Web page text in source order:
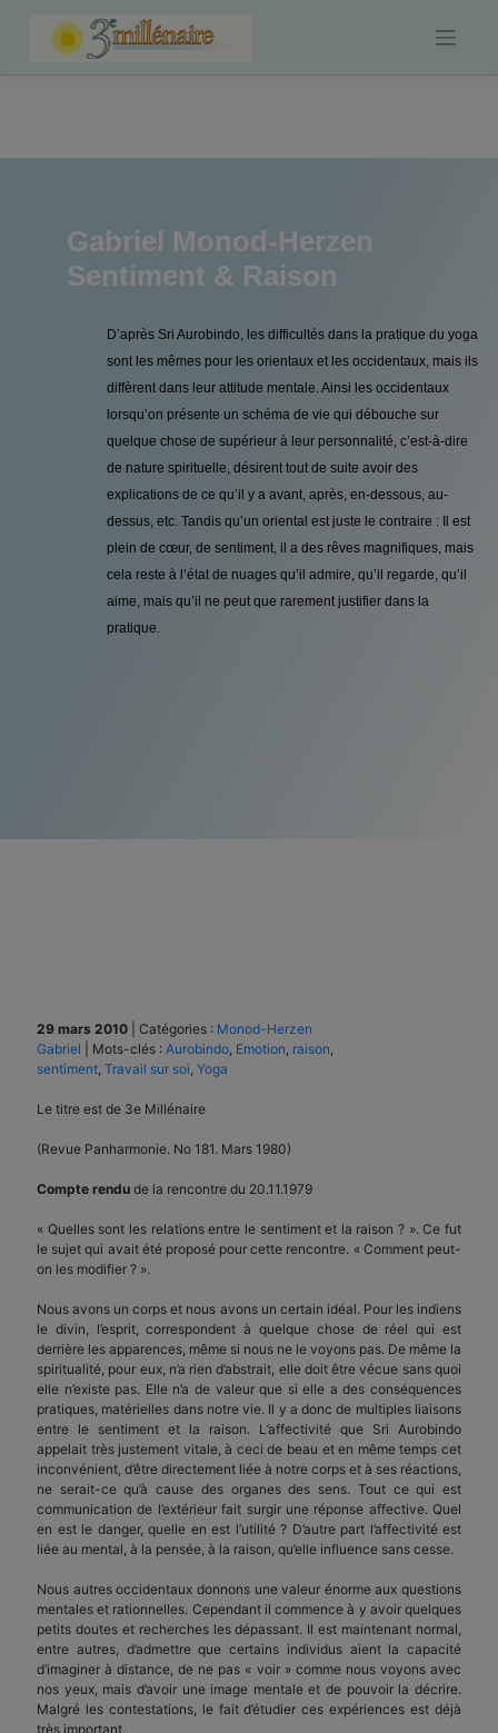
Gabriel Monod-Herzen
Sentiment & Raison
D’après Sri Aurobindo, les difficultés dans la pratique du yoga
sont les mêmes pour les orientaux et les occidentaux, mais ils
diffèrent dans leur attitude mentale. Ainsi les occidentaux
lorsqu’on présente un schéma de vie qui débouche sur
quelque chose de supérieur à leur personnalité, c’est-à-dire
de nature spirituelle, désirent tout de suite avoir des
explications de ce qu’il y a avant, après, en-dessous, au-
dessus, etc. Tandis qu’un oriental est juste le contraire : Il est
plein de cœur, de sentiment, il a des rêves magnifiques, mais
cela reste à l’état de nuages qu’il admire, qu’il regarde, qu’il
aime, mais qu’il ne peut que rarement justifier dans la
pratique.
29 mars 2010 Catégories : Monod-Herzen
Gabriel
Mots-clés : Aurobindo Emotion raison
sentiment Travail sur soi Yoga
Le titre est de 3e Millénaire
(Revue Panharmonie. No 181. Mars 1980)
Compte rendu de la rencontre du 20.11.1979
« Quelles sont les relations entre le sentiment et la raison ? ». Ce fut
le sujet qui avait été proposé pour cette rencontre. « Comment peut-
on les modifier ? ».
Nous avons un corps et nous avons un certain idéal. Pour les indiens
le divin, l’esprit, correspondent à quelque chose de réel qui est
derrière les apparences, même si nous ne le voyons pas. De même la
spiritualité, pour eux, n’a rien d’abstrait, elle doit être vécue sans quoi
elle n’existe pas. Elle n’a de valeur que si elle a des conséquences
pratiques, matérielles dans notre vie. Il y a donc de multiples liaisons
entre le sentiment et la raison. L’affectivité que Sri Aurobindo
appelait très justement vitale, à ceci de beau et en même temps cet
inconvénient, d’être directement liée à notre corps et à ses réactions,
ne serait-ce qu’à cause des organes des sens. Tout ce qui est
communication de l’extérieur fait surgir une réponse affective. Quel
en est le danger, quelle en est l’utilité ? D’autre part l’affectivité est
liée au mental, à la pensée, à la raison, qu’elle influence sans cesse.
Nous autres occidentaux donnons une valeur énorme aux questions
mentales et rationnelles. Cependant il commence à y avoir quelques
petits doutes et recherches les dépassant. Il est maintenant normal,
entre autres, d’admettre que certains individus aient la capacité
d’imaginer à distance, de ne pas « voir » comme nous voyons avec
nos yeux, mais d’avoir une image mentale et de pouvoir la décrire.
Malgré les contestations, le fait d’étudier ces expériences est déjà
très important.